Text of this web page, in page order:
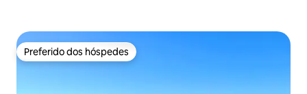
Preferido dos hóspedes
Preferido dos hóspedes